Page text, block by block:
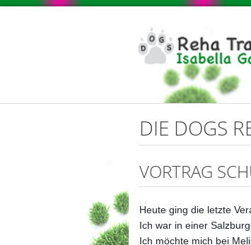
DIE DOGS
VORTRAG
Heute ging die letzte
Ich war in einer
Ich möchte mich bei